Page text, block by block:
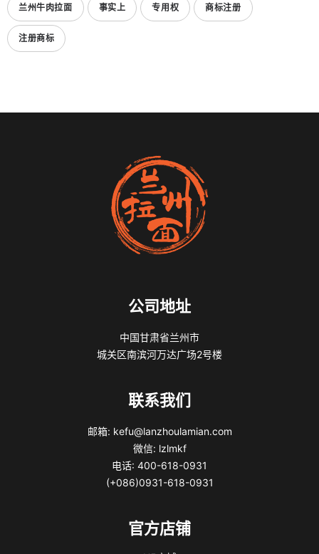
兰州牛肉拉面 事实上 专用权 商标注册
注册商标
公司地址
中国甘肃省兰州市
城关区南滨河万达广场2号楼
联系我们
邮箱: kefu@lanzhoulamian.com
微信: lzlmkf
电话: 400-618-0931
(+086)0931-618-0931
官方店铺